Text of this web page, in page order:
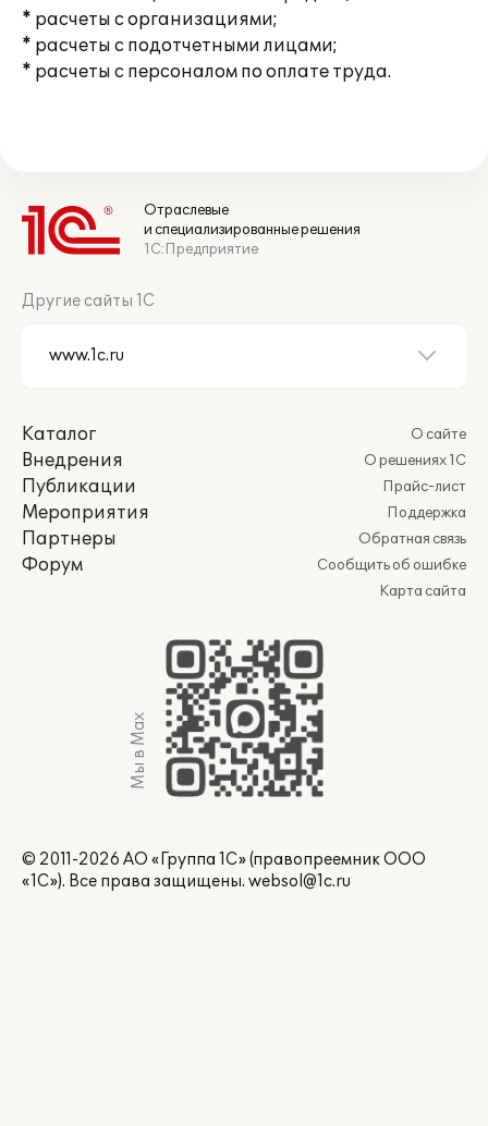
* расчеты с организациями;
* расчеты с подотчетными лицами;
* расчеты с персоналом по оплате труда.
Отраслевые
и специализированные решения
1С:Предприятие
Другие сайты 1С
Каталог
Внедрения
Публикации
Мероприятия
Партнеры
Форум
О сайте
О решениях 1С
Прайс-лист
Поддержка
Обратная связь
Сообщить об ошибке
Карта сайта
Мы в Max
© 2011-2026 АО «Группа 1С» (правопреемник ООО
«1С»). Все права защищены. websol@1c.ru